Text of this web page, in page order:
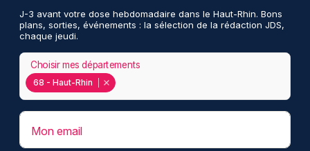
J-3 avant votre dose hebdomadaire dans le Haut-Rhin. Bons
plans, sorties, événements : la sélection de la rédaction JDS,
chaque jeudi.
68 - Haut-Rhin
Choisir mes départements
Mon email